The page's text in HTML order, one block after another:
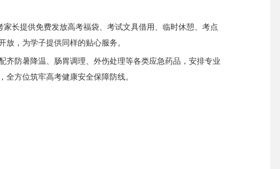
长提供免费发放高考福袋、考试文具借用、临时休憩、考点
，为学子提供同样的贴心服务。
防暑降温、肠胃调理、外伤处理等各类应急药品，安排专业
方位筑牢高考健康安全保障防线。